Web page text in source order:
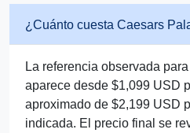
¿Cuánto cuesta Caesars
La referencia observada
aparece desde $1,099 USD
aproximado de $2,199 USD
indicada. El precio final se